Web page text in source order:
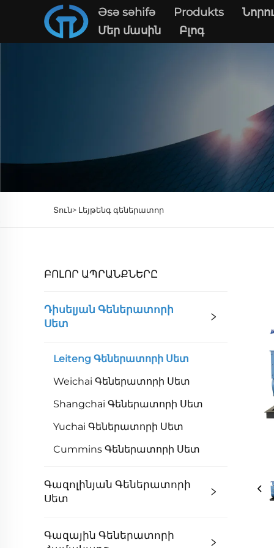
Əsə səhifə Produkts
Մեր մասին
Բլոգ
Տուն> Լեյթենգ գեներատոր
ԲՈԼՈՐ ԱՊՐԱՆՔՆԵՐԸ
Դիսելյան Գեներատորի
Սետ
Leiteng Գեներատորի Սետ
Weichai Գեներատորի Սետ
Shangchai Գեներատորի Սետ
Yuchai Գեներատորի Սետ
Cummins Գեներատորի Սետ
Գազոլինյան Գեներատորի
Սետ
Գազային Գեներատորի